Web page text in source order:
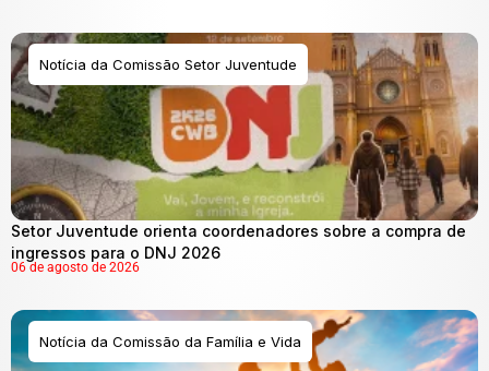
Notícia da Comissão Setor Juventude
Setor Juventude orienta coordenadores sobre a compra de
ingressos para o DNJ 2026
06 de agosto de 2026
Notícia da Comissão da Família e Vida